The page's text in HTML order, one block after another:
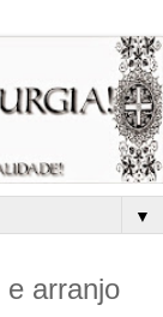
▼
arranjo